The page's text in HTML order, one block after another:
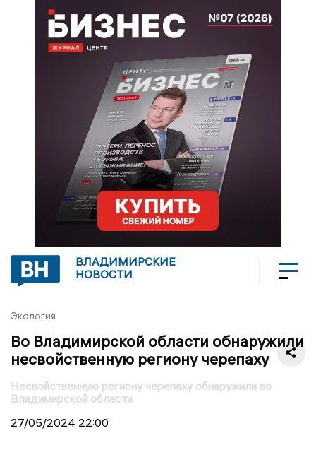
ВЛАДИМИРСКИЕ
НОВОСТИ
Экология
Во Владимирской области обнаружили
несвойственную региону черепаху
Несвойственную региону черепаху обнаружили во
Владимирской области
27/05/2024 22:00